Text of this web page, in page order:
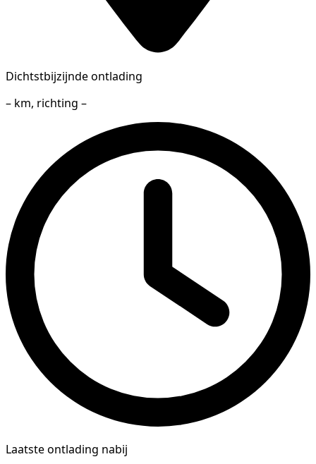
Dichtstbijzijnde ontlading
– km, richting –
Laatste ontlading nabij